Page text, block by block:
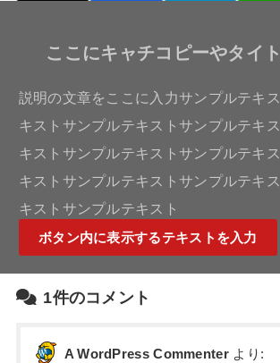
ここにキャチコピーやタイ
説明の文章をここに入力サンプルテキ
キストサンプルテキストサンプルテキ
キストサンプルテキストサンプルテキ
キストサンプルテキストサンプルテキ
キストサンプルテキスト
ボタン内に表示するテキストを入力
1件のコメント
A WordPress Commenter より: